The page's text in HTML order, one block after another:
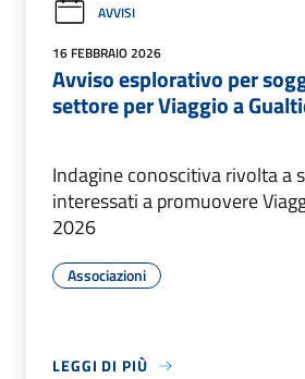
AVVISI
16 FEBBRAIO 2026
Avviso esplorativo per
settore per Viaggio a
Indagine conoscitiva rivolta a
interessati a promuovere
2026
Associazioni
LEGGI DI PIÙ